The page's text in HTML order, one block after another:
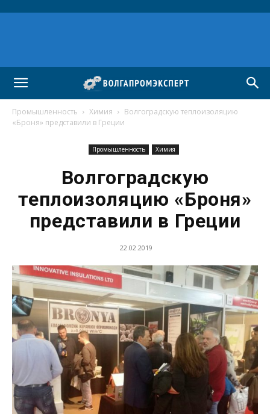
Промышленность Химия
Волгоградскую теплоизоляцию
«Броня» представили в Греции
Промышленность Химия
Волгоградскую
теплоизоляцию «Броня»
представили в Греции
22.02.2019